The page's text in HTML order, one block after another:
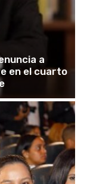
a
en el cuarto